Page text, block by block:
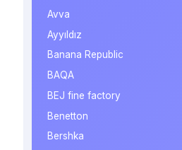
Avva
Ayyıldız
Banana Republic
BAQA
BEJ fine factory
Benetton
Bershka